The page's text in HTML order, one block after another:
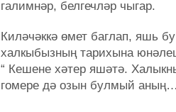
галимнәр, белгечләр чыгар.
Киләчәккә өмет баглап, яшь
халкыбызның тарихына
“ Кешене хәтер яшәтә.
гомере дә озын булмый